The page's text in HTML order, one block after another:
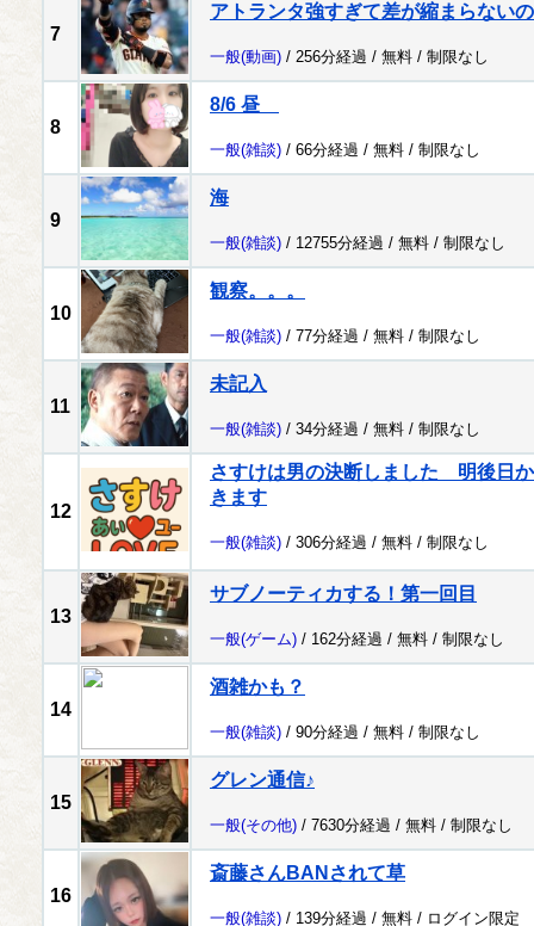
7
アトランタ強すぎて差が縮まらない
一般(動画) / 256分経過 / 無料 / 制限なし
8
8/6 昼
一般(雑談) / 66分経過 / 無料 / 制限なし
9
海
一般(雑談) / 12755分経過 / 無料 / 制限なし
10
観察。。。
一般(雑談) / 77分経過 / 無料 / 制限なし
11
未記入
一般(雑談) / 34分経過 / 無料 / 制限なし
12
さすけは男の決断しました 明後日
きます
一般(雑談) / 306分経過 / 無料 / 制限なし
13
サブノーティカする！第一回目
一般(ゲーム) / 162分経過 / 無料 / 制限なし
14
酒雑かも？
一般(雑談) / 90分経過 / 無料 / 制限なし
15
グレン通信♪
一般(その他) / 7630分経過 / 無料 / 制限なし
16
斎藤さんBANされて草
一般(雑談) / 139分経過 / 無料 / ログイン限定